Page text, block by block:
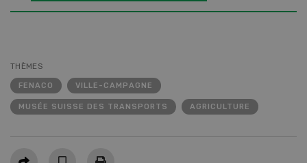
THÈMES
FENACO VILLE-CAMPAGNE
MUSÉE SUISSE DES TRANSPORTS AGRICULTURE
Partager